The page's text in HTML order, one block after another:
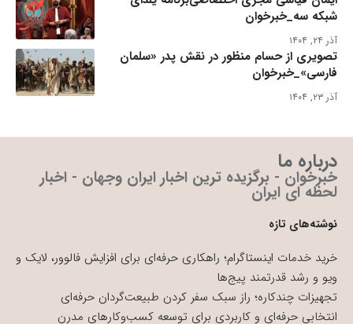
شبکه سه_خبرخوان
آذر ۲۴, ۱۴۰۴
تصویری از حسام منظور در نقش پدر «سلمان
فارسی»_خبرخوان
آذر ۲۳, ۱۴۰۴
درباره ما
خبرخوان - برگزیده ترین اخبار ایران وجهان - اخبار
لحظه ای ایران
نوشته‌های تازه
خرید خدمات اینستاگرام؛ راهکاری حرفه‌ای برای افزایش فالوور، لایک و
ویو و رشد قدرتمند پیج‌ها
تجهیزات چندکاره؛ راز سبک سفر کردن طبیعت‌گردان حرفه‌ای
انتخابی حرفه‌ای و کاربردی برای توسعه کسب‌وکارهای مدرن